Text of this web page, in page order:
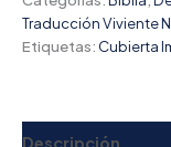
Traducción Viviente
Etiquetas: Cubierta